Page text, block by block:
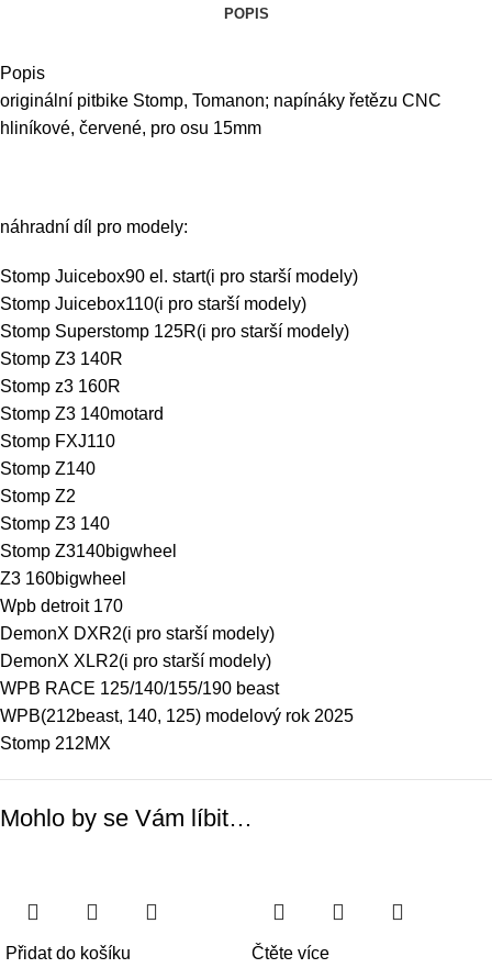
POPIS
Popis
originální pitbike Stomp, Tomanon; napínáky řetězu CNC
hliníkové, červené, pro osu 15mm
náhradní díl pro modely:
Stomp Juicebox90 el. start(i pro starší modely)
Stomp Juicebox110(i pro starší modely)
Stomp Superstomp 125R(i pro starší modely)
Stomp Z3 140R
Stomp z3 160R
Stomp Z3 140motard
Stomp FXJ110
Stomp Z140
Stomp Z2
Stomp Z3 140
Stomp Z3140bigwheel
Z3 160bigwheel
Wpb detroit 170
DemonX DXR2(i pro starší modely)
DemonX XLR2(i pro starší modely)
WPB RACE 125/140/155/190 beast
WPB(212beast, 140, 125) modelový rok 2025
Stomp 212MX
Mohlo by se Vám líbit…
Přidat do košíku Čtěte více